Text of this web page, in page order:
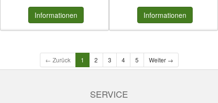
Informationen Informationen
← Zurück 1 2 3 4 5 Weiter →
SERVICE